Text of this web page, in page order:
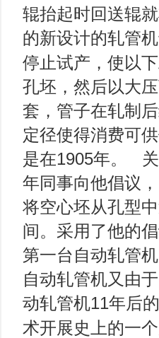
辊抬起时回送辊
的新设计的轧管
停止试产，使以
孔坯，然后以大
套，管子在轧制
定径使得消费可
是在1905年。 关
年同事向他倡议
将空心坯从孔型
间。采用了他的
第一台自动轧管
自动轧管机又由
动轧管机11年后
术开展史上的一